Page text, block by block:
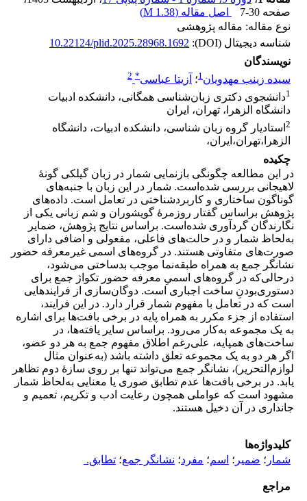
صفحه 7-30 اصل مقاله (1.38 M
)
نوع مقاله: مقاله پژوهشی
شناسه دیجیتال (DOI):
10.22124/plid.2025.28968.1692
نویسندگان
سیده زینب مهدویان1؛ آزیتا عباسی*
2
1دانشجوی دکتری زبان‌شناسی همگانی، دانشکده ادبیات
دانشگاه الزهرا، تهران، ایران
2 استادیار گروه زبان شناسی، دانشکده ادبیات، دانشگاه
الزهرا،‌تهران،‌ایران،
چکیده
در این مطالعه چگونگی بازنمایی شمار در زبان گیلکی گونۀ
لاهیجانی بررسی شده‌است. شمار در این زبان با جنبه‌های
گوناگون ساختاری و کاربردشناختی در تعامل است. داده‌های
پژوهش براساس گفتار روزمرۀ گویشوران و شم زبانی یکی از
نگارندگان گردآوری شده‌است. براساس نتایج پژوهش، ضمایر
به‌لحاظ شمار و در حالت‌های فاعلی، مفعولی و اضافی دارای
صورت‌های متفاوتی هستند. در گروه‌های اسمی غیرمعرفه حضور
نشانگر جمع به همراه طبقه‌نما موجب بدساختی می‌شود،
درحالی‌که در گروه‌های اسمیِ معرفه حضور تکواژ جمع برای
دستوری‌بودنِ ساخت اجباری است. دوگان‌سازی از فرایندهایی
است که در تعامل با مفهوم شمار قرار دارد. در این فرایند،
استفاده از جزء مکرر به همراه پایه در برخی بافت‌ها برای اشاره
به یک مجموعه به‌کار می‌رود. براساس سایر یافته‌ها، در
ساخت‌های همپایه، علی‌رغم اطلاق مفهوم جمع به هر دو عضو،
اگر هر دو به یک مجموعه تعلق داشته باشد (به‌عنوان مثال
لوازم‌التحریر)، نشانگر جمع می‌تواند تنها بر روی سازۀ دوم تظاهر
یابد. در برخی بافت‌ها عدم تطابق صوری یا معنایی به‌لحاظ شمار
مشهود است که عواملی همچون رعایت ادب و تکریم، تعمیم و
جانداری در آن دخیل هستند.
کلیدواژه‌ها
شمار ؛ ضمیر ؛ اسم؛ مفرد؛ نشانگر جمع؛ تطابق.
مراجع